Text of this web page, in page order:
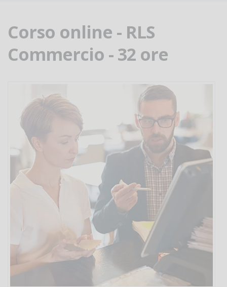
Corso online - RLS
Commercio - 32 ore